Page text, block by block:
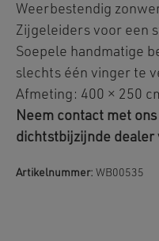
Weerbestendig
Zijgeleiders voor een
Soepele handmatige
slechts één vinger te
Afmeting: 400 × 250
Neem contact met
dichtstbijzijnde dealer
Artikelnummer: WB00535